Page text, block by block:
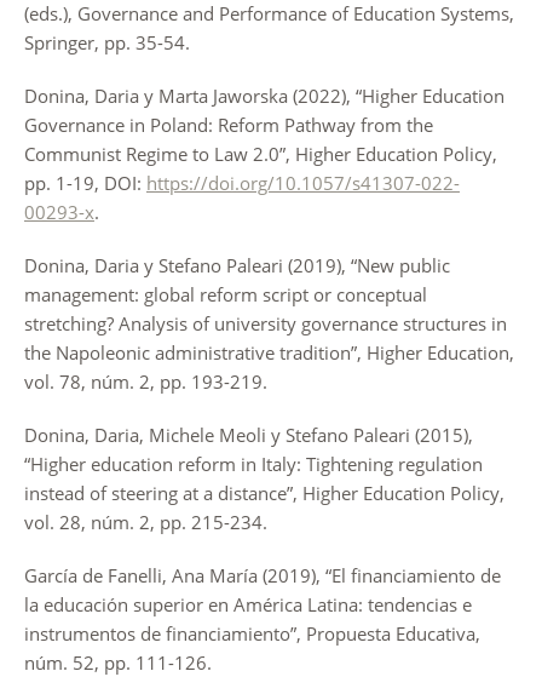
(eds.), Governance and Performance of Education Systems,
Springer, pp. 35-54.
Donina, Daria y Marta Jaworska (2022), “Higher Education
Governance in Poland: Reform Pathway from the
Communist Regime to Law 2.0”, Higher Education Policy,
pp. 1-19, DOI: https://doi.org/10.1057/s41307-022-
00293-x.
Donina, Daria y Stefano Paleari (2019), “New public
management: global reform script or conceptual
stretching? Analysis of university governance structures in
the Napoleonic administrative tradition”, Higher Education,
vol. 78, núm. 2, pp. 193-219.
Donina, Daria, Michele Meoli y Stefano Paleari (2015),
“Higher education reform in Italy: Tightening regulation
instead of steering at a distance”, Higher Education Policy,
vol. 28, núm. 2, pp. 215-234.
García de Fanelli, Ana María (2019), “El financiamiento de
la educación superior en América Latina: tendencias e
instrumentos de financiamiento”, Propuesta Educativa,
núm. 52, pp. 111-126.